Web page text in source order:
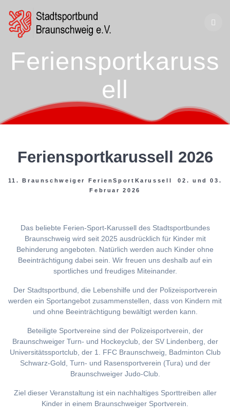
Feriensportkaruss
ell
Feriensportkarussell 2026
11. Braunschweiger FerienSportKarussell 02. und 03.
Februar 2026
Das beliebte Ferien-Sport-Karussell des Stadtsportbundes
Braunschweig wird seit 2025 ausdrücklich für Kinder mit
Behinderung angeboten. Natürlich werden auch Kinder ohne
Beeinträchtigung dabei sein. Wir freuen uns deshalb auf ein
sportliches und freudiges Miteinander.
Der Stadtsportbund, die Lebenshilfe und der Polizeisportverein
werden ein Sportangebot zusammenstellen, dass von Kindern mit
und ohne Beeinträchtigung bewältigt werden kann.
Beteiligte Sportvereine sind der Polizeisportverein, der
Braunschweiger Turn- und Hockeyclub, der SV Lindenberg, der
Universitätssportclub, der 1. FFC Braunschweig, Badminton Club
Schwarz-Gold, Turn- und Rasensportverein (Tura) und der
Braunschweiger Judo-Club.
Ziel dieser Veranstaltung ist ein nachhaltiges Sporttreiben aller
Kinder in einem Braunschweiger Sportverein.